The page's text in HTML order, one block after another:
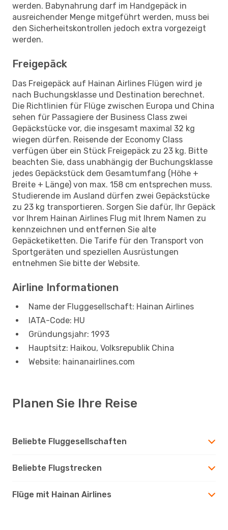
werden. Babynahrung darf im Handgepäck in
ausreichender Menge mitgeführt werden, muss bei
den Sicherheitskontrollen jedoch extra vorgezeigt
werden.
Freigepäck
Das Freigepäck auf Hainan Airlines Flügen wird je
nach Buchungsklasse und Destination berechnet.
Die Richtlinien für Flüge zwischen Europa und China
sehen für Passagiere der Business Class zwei
Gepäckstücke vor, die insgesamt maximal 32 kg
wiegen dürfen. Reisende der Economy Class
verfügen über ein Stück Freigepäck zu 23 kg. Bitte
beachten Sie, dass unabhängig der Buchungsklasse
jedes Gepäckstück dem Gesamtumfang (Höhe +
Breite + Länge) von max. 158 cm entsprechen muss.
Studierende im Ausland dürfen zwei Gepäckstücke
zu 23 kg transportieren. Sorgen Sie dafür, Ihr Gepäck
vor Ihrem Hainan Airlines Flug mit Ihrem Namen zu
kennzeichnen und entfernen Sie alte
Gepäcketiketten. Die Tarife für den Transport von
Sportgeräten und speziellen Ausrüstungen
entnehmen Sie bitte der Website.
Airline Informationen
Name der Fluggesellschaft: Hainan Airlines
IATA-Code: HU
Gründungsjahr: 1993
Hauptsitz: Haikou, Volksrepublik China
Website: hainanairlines.com
Planen Sie Ihre Reise
Beliebte Fluggesellschaften
Beliebte Flugstrecken
Flüge mit Hainan Airlines